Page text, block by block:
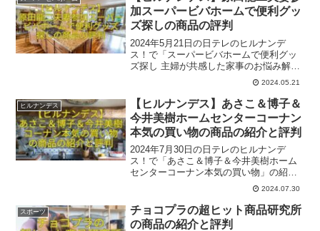
す。
加スーパービバホームで便利グッ
ズ探しの商品の評判
2024年5月21日の日テレのヒルナンデ
ス！で「スーパービバホームで便利グッ
ズ探し 主婦が共感した家事のお悩み解消
SP 原田龍二夫妻感動の掃除＆洗濯グッ
ズ」の紹介でしたね。チョコレートプラ
ネット長田庄平さん、松尾駿さん、佐藤
栞里さん、原田龍二・原田愛ご夫妻。
2024.05.21
ヒルナンデス
【ヒルナンデス】あさこ＆博子＆
今井美樹ホームセンターコーナン
本気の買い物の商品の紹介と評判
2024年7月30日の日テレのヒルナンデ
ス！で「あさこ＆博子＆今井美樹ホーム
センターコーナン本気の買い物」の紹介
でしたね。ゲストは、いとうあさこさ
ん、森口博子さん、今井美樹さん、ロケ
はホームセンターコーナン江東深川店で
した。参考になれば幸いです。
2024.07.30
スポーツ
チョコプラの超ヒット商品研究所
の商品の紹介と評判